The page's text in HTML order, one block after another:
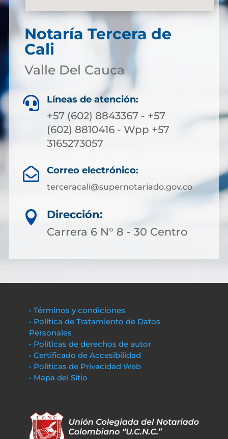
Notaría Tercera de
Cali
Valle Del Cauca
 Líneas de atención:
+57 (602) 8843367 - +57
(602) 8810416 - Wpp +57
3165273057
 Correo electrónico:
terceracali@supernotariado.gov.co

Dirección:
Carrera 6 N° 8 - 30 Centro
• Términos y condiciones
• Política de Tratamiento de Datos
Personales
• Políticas de derechos de autor
• Certificado de Accesibilidad
• Políticas de Privacidad Web
• Mapa del Sitio